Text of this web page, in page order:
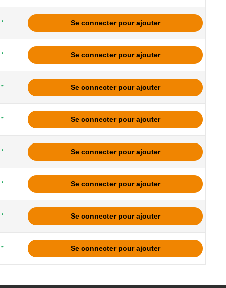
* Se connecter pour ajouter
* Se connecter pour ajouter
* Se connecter pour ajouter
* Se connecter pour ajouter
* Se connecter pour ajouter
* Se connecter pour ajouter
* Se connecter pour ajouter
* Se connecter pour ajouter